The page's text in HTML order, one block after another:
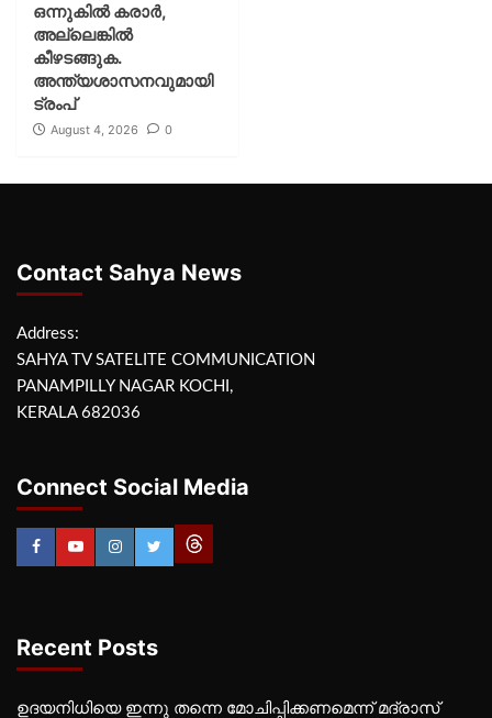
ഒന്നുകില്‍ കരാര്‍,
അല്ലെങ്കില്‍
കീഴടങ്ങുക.
അന്ത്യശാസനവുമായി
ട്രംപ്
August 4, 2026 0
Contact Sahya News
Address:
SAHYA TV SATELITE COMMUNICATION
PANAMPILLY NAGAR KOCHI,
KERALA 682036
Connect Social Media
Recent Posts
ഉദയനിധിയെ ഇന്നു തന്നെ മോചിപ്പിക്കണമെന്ന് മദ്രാസ്